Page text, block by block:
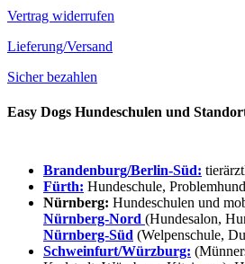
Vertrag widerrufen
Lieferung/Versand
Sicher bezahlen
Easy Dogs Hundeschulen und
Brandenburg/Berlin-Süd:
Fürth: Hundeschule,
Nürnberg: Hundeschulen und
Nürnberg-Nord (Hundesalon,
Nürnberg-Süd (Welpenschule,
Schweinfurt/Würzburg: